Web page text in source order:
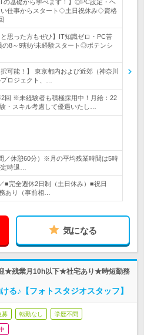
の基礎から学べます！】◎PC設定・ヘ
い仕事からスタート◇土日祝休み◇資格
思った方もぜひ】IT知識ゼロ・PC苦
8～9割が未経験スタート◎ポテンシ
可能！】 東京都内および近郊（神奈川
ロジェクト、…
2回 ※未経験者も積極採用中！月給：22
・スキル考慮して優遇いたし…
／休憩60分）※月の平均残業時間は5時
時退…
■完全週休2日制（土日休み）■祝日
あり（事前相…
気になる
★残業月10h以下★社宅あり★時短勤務
る♪【フォトスタジオスタッフ】
募 転勤なし 学歴不問